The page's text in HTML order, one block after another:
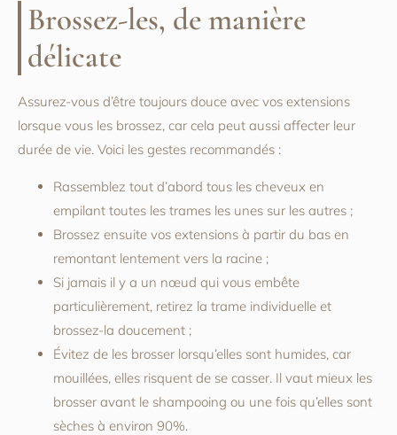
Brossez-les, de manière
délicate
Assurez-vous d’être toujours douce avec vos extensions
lorsque vous les brossez, car cela peut aussi affecter leur
durée de vie. Voici les gestes recommandés :
Rassemblez tout d’abord tous les cheveux en
empilant toutes les trames les unes sur les autres ;
Brossez ensuite vos extensions à partir du bas en
remontant lentement vers la racine ;
Si jamais il y a un nœud qui vous embête
particulièrement, retirez la trame individuelle et
brossez-la doucement ;
Évitez de les brosser lorsqu’elles sont humides, car
mouillées, elles risquent de se casser. Il vaut mieux les
brosser avant le shampooing ou une fois qu’elles sont
sèches à environ 90%.